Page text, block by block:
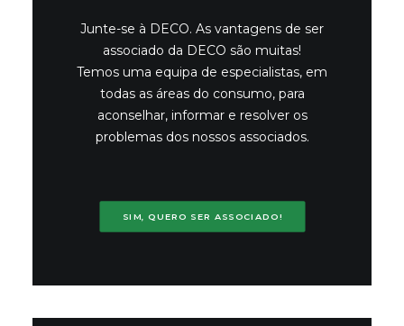
Junte-se à DECO. As vantagens de ser
associado da DECO são muitas!
Temos uma equipa de especialistas, em
todas as áreas do consumo, para
aconselhar, informar e resolver os
problemas dos nossos associados.
SIM, QUERO SER ASSOCIADO!